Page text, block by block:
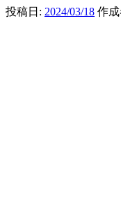
投稿日: 2024/03/18 作